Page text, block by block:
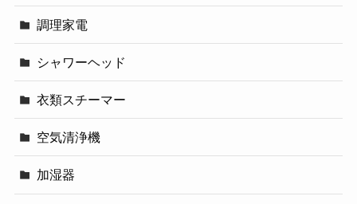
調理家電
シャワーヘッド
衣類スチーマー
空気清浄機
加湿器